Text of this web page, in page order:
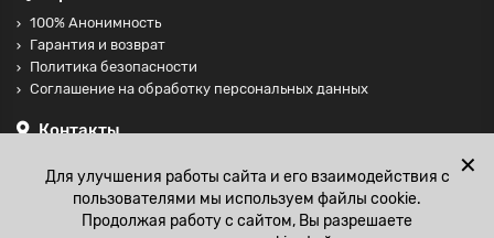
100% Анонимность
Гарантия и возврат
Политика безопасности
Соглашение на обработку персональных данных
Контакты
sales@fisting-shop.ru
✕
Для улучшения работы сайта и его взаимодействия с
пользователями мы используем файлы cookie.
Продолжая работу с сайтом, Вы разрешаете